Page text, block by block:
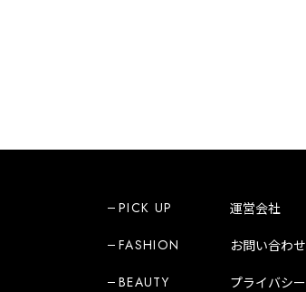
PICK UP
FASHION
BEAUTY
運営会社
お問い合わせ
プライバシ